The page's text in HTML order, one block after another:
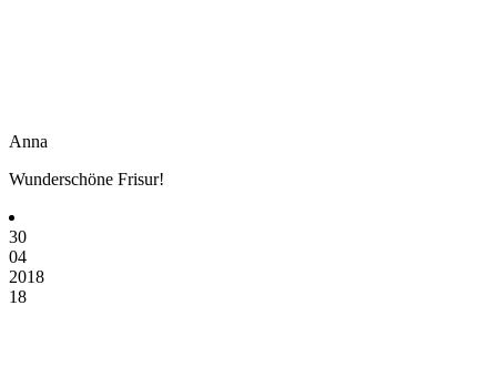
Anna
Wunderschöne Frisur!
30
04
2018
18